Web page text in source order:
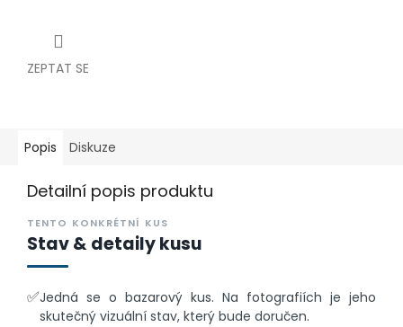
ZEPTAT SE
Popis Diskuze
Detailní popis produktu
TENTO KONKRÉTNÍ KUS
Stav & detaily kusu
✅Jedná se o bazarový kus. Na fotografiích je jeho
skutečný vizuální stav, který bude doručen.